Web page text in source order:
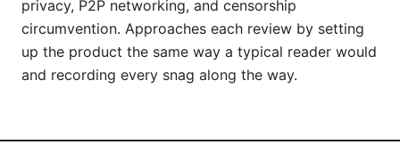
privacy, P2P networking, and censorship
circumvention. Approaches each review by setting
up the product the same way a typical reader would
and recording every snag along the way.